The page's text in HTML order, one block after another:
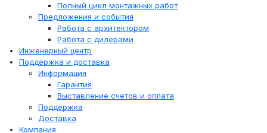
Полный цикл монтажных работ
Предложения и события
Работа с архитектором
Работа с дилерами
Инженерный центр
Поддержка и доставка
Информация
Гарантия
Выставление счетов и оплата
Поддержка
Доставка
Компания